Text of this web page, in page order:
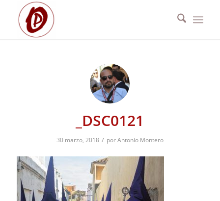
_DSC0121
30 marzo, 2018 / porAntonio Montero